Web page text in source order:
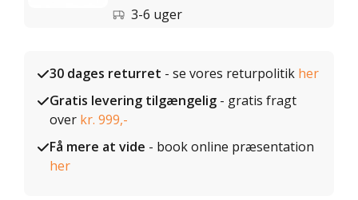
3-6 uger
30 dages returret - se vores returpolitik her
Gratis levering tilgængelig - gratis fragt
over kr. 999,-
Få mere at vide - book online præsentation
her